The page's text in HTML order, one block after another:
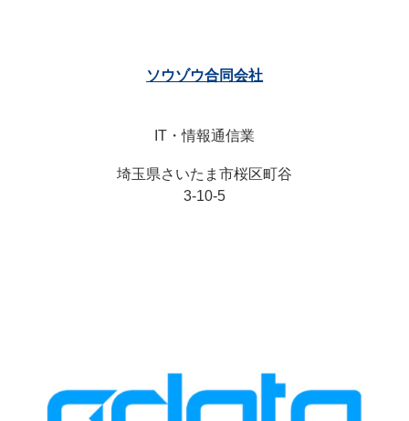
ソウゾウ合同会社
IT・情報通信業
埼玉県さいたま市桜区町谷
3-10-5